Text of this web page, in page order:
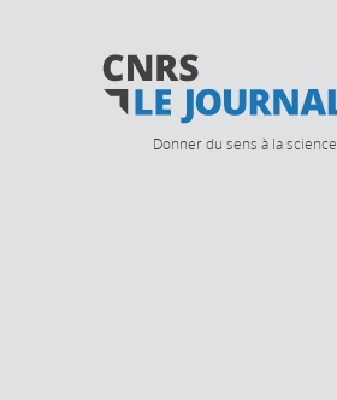
Donner du sens à la science